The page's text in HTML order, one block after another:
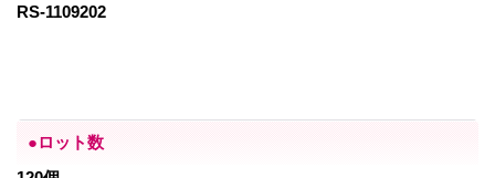
RS-1109202
●ロット数